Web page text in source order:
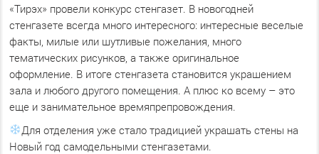
«Тирэх» провели конкурс стенгазет. В новогодней
стенгазете всегда много интересного: интересные веселые
факты, милые или шутливые пожелания, много
тематических рисунков, а также оригинальное
оформление. В итоге стенгазета становится украшением
зала и любого другого помещения. А плюс ко всему – это
еще и занимательное времяпрепровождения.
Для отделения уже стало традицией украшать стены на
Новый год самодельными стенгазетами.